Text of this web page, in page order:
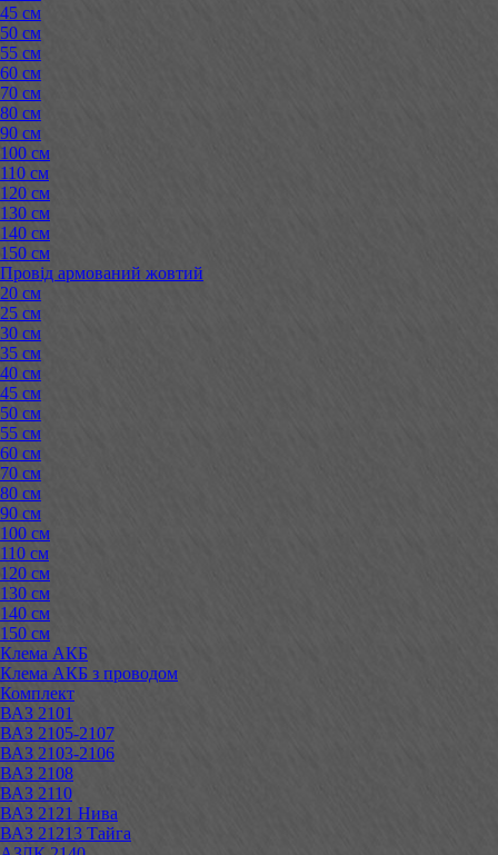
45 см
50 см
55 см
60 см
70 см
80 см
90 см
100 см
110 см
120 см
130 см
140 см
150 см
Провід армований жовтий
20 см
25 см
30 см
35 см
40 см
45 см
50 см
55 см
60 см
70 см
80 см
90 см
100 см
110 см
120 см
130 см
140 см
150 см
Клема АКБ
Клема АКБ з проводом
Комплект
ВАЗ 2101
ВАЗ 2105-2107
ВАЗ 2103-2106
ВАЗ 2108
ВАЗ 2110
ВАЗ 2121 Нива
ВАЗ 21213 Тайга